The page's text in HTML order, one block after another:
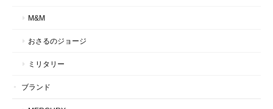
M&M
おさるのジョージ
ミリタリー
ブランド